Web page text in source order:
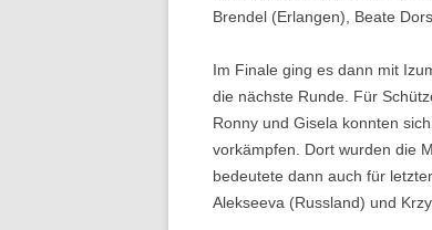
Brendel (Erlangen), Beate
Im Finale ging es dann mit
die nächste Runde. Für
Ronny und Gisela konnten
vorkämpfen. Dort wurden die
bedeutete dann auch für
Alekseeva (Russland) und